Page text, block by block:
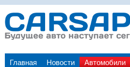
Главная Новости Автомобили